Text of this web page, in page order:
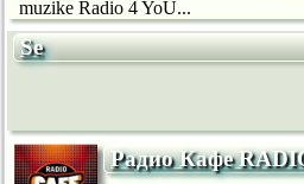
muzike Radio 4 YoU...
Se
Радио Кафе